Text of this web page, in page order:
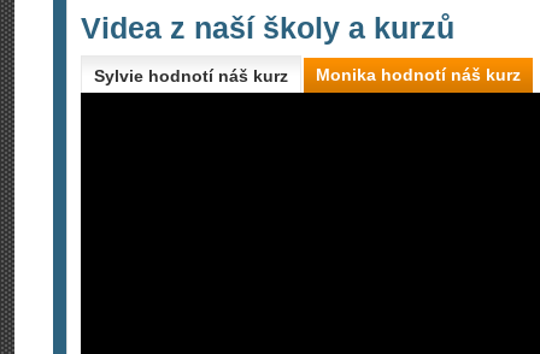
Videa z naší školy a kurzů
Sylvie hodnotí náš kurz Monika hodnotí náš kurz